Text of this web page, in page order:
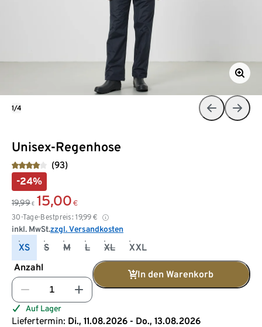
Unisex-Regenhose
(93)
-24%
19,99 € 15,00 €
30-Tage-Bestpreis: 19,99 €
inkl. MwSt.zzgl. Versandkosten
XS S M L XL
XXL
Anzahl
In den Warenkorb
Auf Lager
Liefertermin: Di., 11.08.2026 - Do., 13.08.2026
1/4